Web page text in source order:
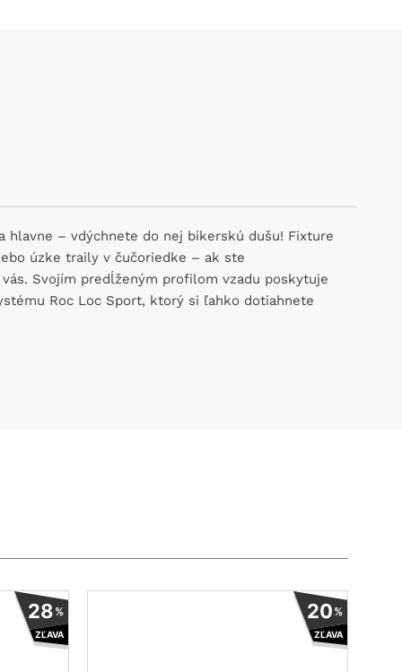
hlavne – vdýchnete do nej bikerskú dušu! Fixture
úzke traily v čučoriedke – ak ste
Svojím predĺženým profilom vzadu poskytuje
Roc Loc Sport, ktorý si ľahko dotiahnete
28%
ZĽAVA
Tento
produkt
má
20%
ZĽAVA
Tento
produkt
má